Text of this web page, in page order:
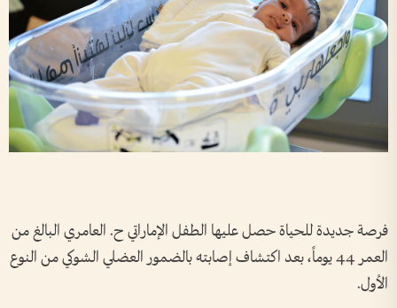
فرصة جديدة للحياة حصل عليها الطفل الإماراتي ح. العامري البالغ من
العمر 44 يوماً، بعد اكتشاف إصابته بالضمور العضلي الشوكي من النوع
الأول.